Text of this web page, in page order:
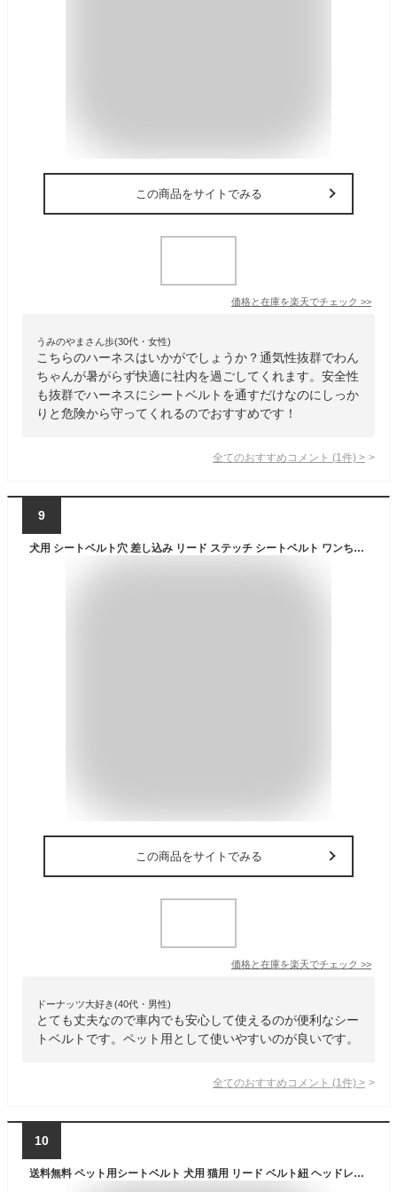
この商品をサイトでみる
価格と在庫を楽天でチェック >>
うみのやまさん歩(30代・女性)
こちらのハーネスはいかがでしょうか？通気性抜群でわん
ちゃんが暑がらず快適に社内を過ごしてくれます。安全性
も抜群でハーネスにシートベルトを通すだけなのにしっか
りと危険から守ってくれるのでおすすめです！
全てのおすすめコメント (1 件) >
9
犬用 シートベルト穴 差し込み リード ステッチ シートベルト ワンちゃん留守番 いぬ 猫 ハーネスに ドッグカー セーフティ 車用犬リード 差し込み式犬リード ドライブ用 ペットリード 愛犬旅行 ドライブ用リード ハーネス付属しません
この商品をサイトでみる
価格と在庫を楽天でチェック >>
ドーナッツ大好き(40代・男性)
とても丈夫なので車内でも安心して使えるのが便利なシー
トベルトです。ペット用として使いやすいのが良いです。
全てのおすすめコメント (1 件) >
10
送料無料 ペット用シートベルト 犬用 猫用 リード ベルト紐 ヘッドレスト取り付け 車用リード 長さ調節可 ペットグッズ ペット用品 ドライブ アウトドア 犬 猫 ドッグ キャット 牽引紐 リーシュ お出かけ 伸縮 固定用 フック バックル ナスカン 無地 シンプル カジュアル 単